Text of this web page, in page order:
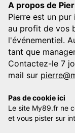
A propos de
Pierre est un
au profit de vos
l'événementiel.
tant que
Contactez-le 7
mail sur
Pas de cookie ici
Le site My89.fr ne
et vous pister sur